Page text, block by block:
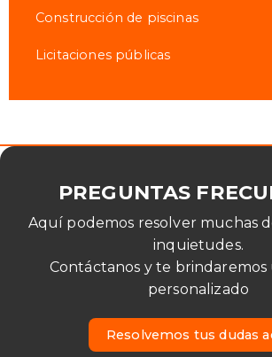
Construcción de piscinas
Licitaciones públicas
PREGUNTAS
Aquí podemos resolver muchas
inquietudes.
Contáctanos y te brindaremos
personalizado
Resolvemos tus dudas a